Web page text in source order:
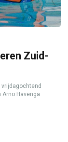
Zuid-
vrijdagochtend
Havenga